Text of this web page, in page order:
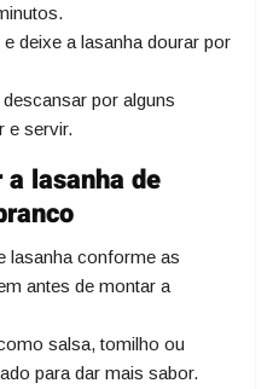
deixe a lasanha dourar por
por alguns
e servir.
lasanha de
lasanha conforme as
antes de montar a
salsa, tomilho ou
para dar mais sabor.